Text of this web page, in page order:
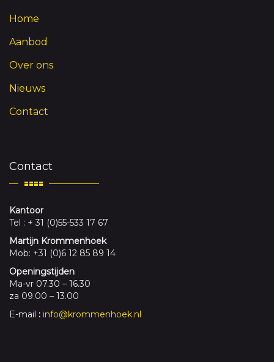
Home
Aanbod
Over ons
Nieuws
Contact
Contact
Kantoor
Tel : + 31 (0)55-533 17 67
Martijn Krommenhoek
Mob: +31 (0)6 12 85 89 14
Openingstijden
Ma-vr 07.30 – 16.30
za 09.00 – 13.00
E-mail : info@krommenhoek.nl